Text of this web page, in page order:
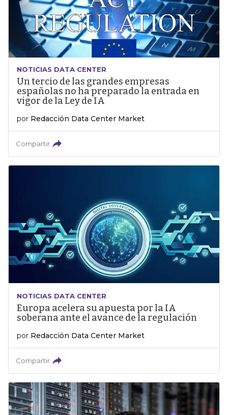
NOTICIAS DATA CENTER
Un tercio de las grandes empresas
españolas no ha preparado la entrada en
vigor de la Ley de IA
por Redacción Data Center Market
Compartir
NOTICIAS DATA CENTER
Europa acelera su apuesta por la IA
soberana ante el avance de la regulación
por Redacción Data Center Market
Compartir